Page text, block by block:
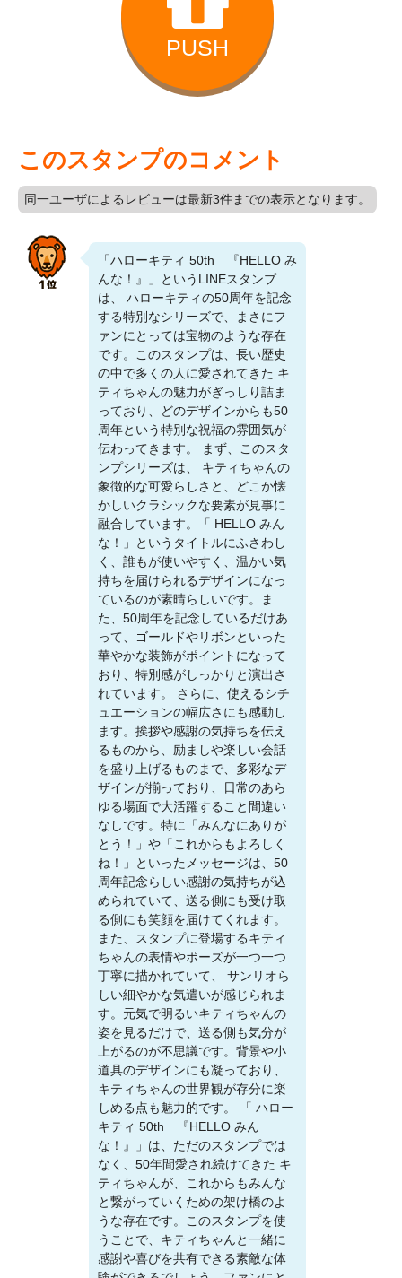
PUSH
このスタンプのコメント
同一ユーザによるレビューは最新3件までの表示となります。
「ハローキティ 50th 『HELLO み
んな！』」というLINEスタンプ
は、 ハローキティの50周年を記念
する特別なシリーズで、まさにフ
ァンにとっては宝物のような存在
です。このスタンプは、長い歴史
の中で多くの人に愛されてきた キ
ティちゃんの魅力がぎっしり詰ま
っており、どのデザインからも50
周年という特別な祝福の雰囲気が
伝わってきます。 まず、このスタ
ンプシリーズは、 キティちゃんの
象徴的な可愛らしさと、どこか懐
かしいクラシックな要素が見事に
融合しています。「 HELLO みん
な！」というタイトルにふさわし
く、誰もが使いやすく、温かい気
持ちを届けられるデザインになっ
ているのが素晴らしいです。ま
た、50周年を記念しているだけあ
って、ゴールドやリボンといった
華やかな装飾がポイントになって
おり、特別感がしっかりと演出さ
れています。 さらに、使えるシチ
ュエーションの幅広さにも感動し
ます。挨拶や感謝の気持ちを伝え
るものから、励ましや楽しい会話
を盛り上げるものまで、多彩なデ
ザインが揃っており、日常のあら
ゆる場面で大活躍すること間違い
なしです。特に「みんなにありが
とう！」や「これからもよろしく
ね！」といったメッセージは、50
周年記念らしい感謝の気持ちが込
められていて、送る側にも受け取
る側にも笑顔を届けてくれます。
また、スタンプに登場するキティ
ちゃんの表情やポーズが一つ一つ
丁寧に描かれていて、 サンリオら
しい細やかな気遣いが感じられま
す。元気で明るいキティちゃんの
姿を見るだけで、送る側も気分が
上がるのが不思議です。背景や小
道具のデザインにも凝っており、
キティちゃんの世界観が存分に楽
しめる点も魅力的です。 「 ハロー
キティ 50th 『HELLO みん
な！』」は、ただのスタンプでは
なく、50年間愛され続けてきた キ
ティちゃんが、これからもみんな
と繋がっていくための架け橋のよ
うな存在です。このスタンプを使
うことで、キティちゃんと一緒に
感謝や喜びを共有できる素敵な体